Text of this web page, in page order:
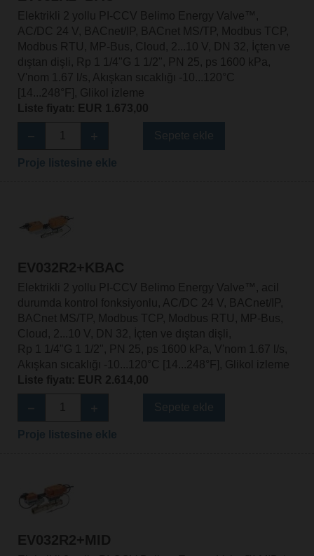
Elektrikli 2 yollu PI-CCV Belimo Energy Valve™,
AC/DC 24 V, BACnet/IP, BACnet MS/TP, Modbus TCP,
Modbus RTU, MP-Bus, Cloud, 2...10 V, DN 32, İçten ve
dıştan dişli, Rp 1 1/4"G 1 1/2", PN 25, ps 1600 kPa,
V'nom 1.67 l/s, Akışkan sıcaklığı -10...120°C
[14...248°F], Glikol izleme
Liste fiyatı: EUR 1.673,00
EV032R2+KBAC
Elektrikli 2 yollu PI-CCV Belimo Energy Valve™, acil
durumda kontrol fonksiyonlu, AC/DC 24 V, BACnet/IP,
BACnet MS/TP, Modbus TCP, Modbus RTU, MP-Bus,
Cloud, 2...10 V, DN 32, İçten ve dıştan dişli,
Rp 1 1/4"G 1 1/2", PN 25, ps 1600 kPa, V'nom 1.67 l/s,
Akışkan sıcaklığı -10...120°C [14...248°F], Glikol izleme
Liste fiyatı: EUR 2.614,00
EV032R2+MID